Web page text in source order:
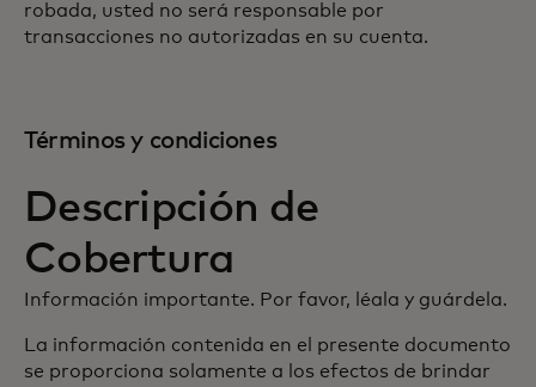
robada, usted no será responsable por
transacciones no autorizadas en su cuenta.
Términos y condiciones
Descripción de
Cobertura
Información importante. Por favor, léala y guárdela.
La información contenida en el presente documento
se proporciona solamente a los efectos de brindar